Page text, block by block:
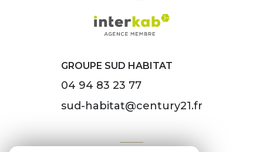
GROUPE SUD HABITAT
04 94 83 23 77
sud-habitat@century21.fr